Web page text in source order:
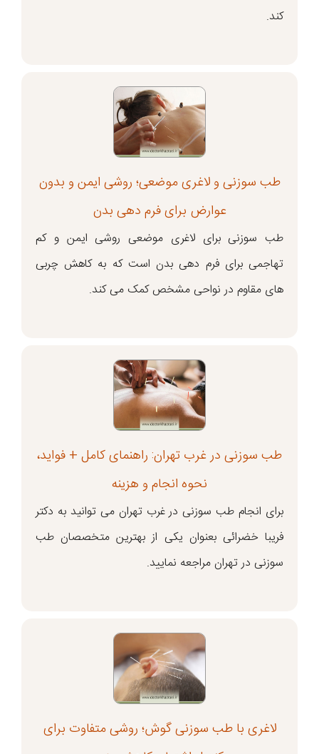
کند.
طب سوزنی و لاغری موضعی؛ روشی ایمن و بدون
عوارض برای فرم دهی بدن
طب سوزنی برای لاغری موضعی روشی ایمن و کم‌
تهاجمی برای فرم دهی بدن است که به کاهش چربی
های مقاوم در نواحی مشخص کمک می کند.
طب سوزنی در غرب تهران: راهنمای کامل + فواید،
نحوه انجام و هزینه
برای انجام طب سوزنی در غرب تهران می توانید به دکتر
فریبا خضرائی بعنوان یکی از بهترین متخصصان طب
سوزنی در تهران مراجعه نمایید.
لاغری با طب سوزنی گوش؛ روشی متفاوت برای